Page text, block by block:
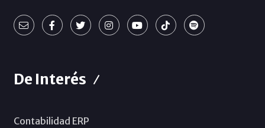
De Interés
Contabilidad ERP